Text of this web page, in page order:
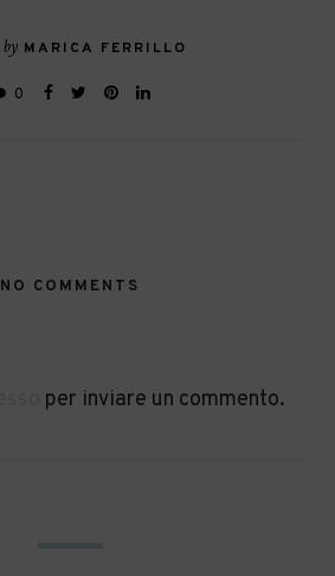
by MARICA FERRILLO
0
NO COMMENTS
per inviare un commento.